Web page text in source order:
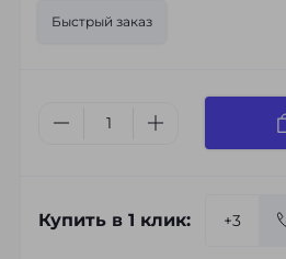
Быстрый заказ
Купить в 1 клик: